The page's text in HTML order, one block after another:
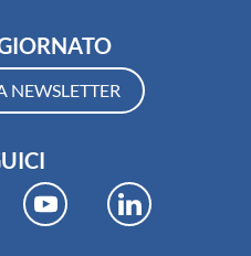
NEWSLETTER